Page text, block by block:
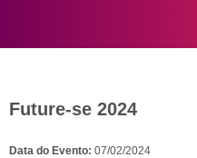
Future-se 2024
Data do Evento: 07/02/2024